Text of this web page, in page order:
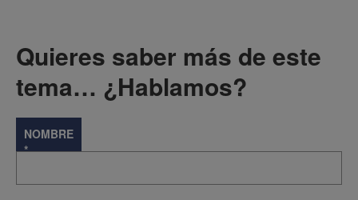
Quieres saber más de este
tema… ¿Hablamos?
NOMBRE
*